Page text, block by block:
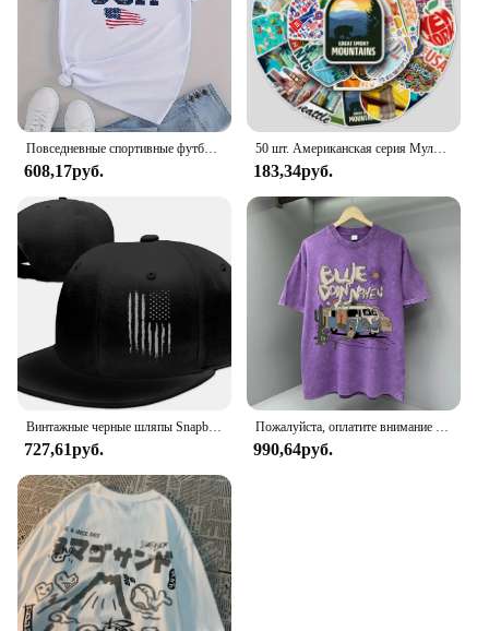
Повседневные спортивные футболки с американским флагом, женские топы с коротким рукавом и круглым вырезом
608,17руб.
50 шт. Американская серия Мультяшные милые водонепроницаемые Стикеры для скейтборда сноуборда Ретро наклейки
183,34руб.
Винтажные черные шляпы Snapback с американским флагом для мужчин, бейсболка, регулируемая плоская бейсболка, дальнобойщик, подарок папету, мужской ремешок, друг мальчика
727,61руб.
Пожалуйста, оплатите внимание на американскую ретро мужскую футболку с героями мультфильмов, свободные футболки большого размера, хлопковые футболки, дышащие футболки в стиле хип-хоп
990,64руб.